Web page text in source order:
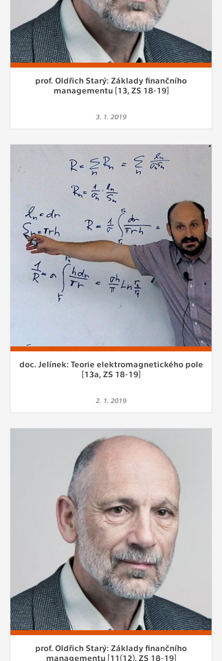
prof. Oldřich Starý: Základy finančního
managementu [13, ZS 18-19]
3. 1. 2019
doc. Jelínek: Teorie elektromagnetického pole
[13a, ZS 18-19]
2. 1. 2019
prof. Oldřich Starý: Základy finančního
managementu [11(12), ZS 18-19]